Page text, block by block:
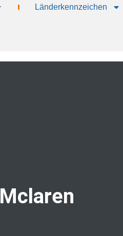
Länderkennzeichen
Mclaren